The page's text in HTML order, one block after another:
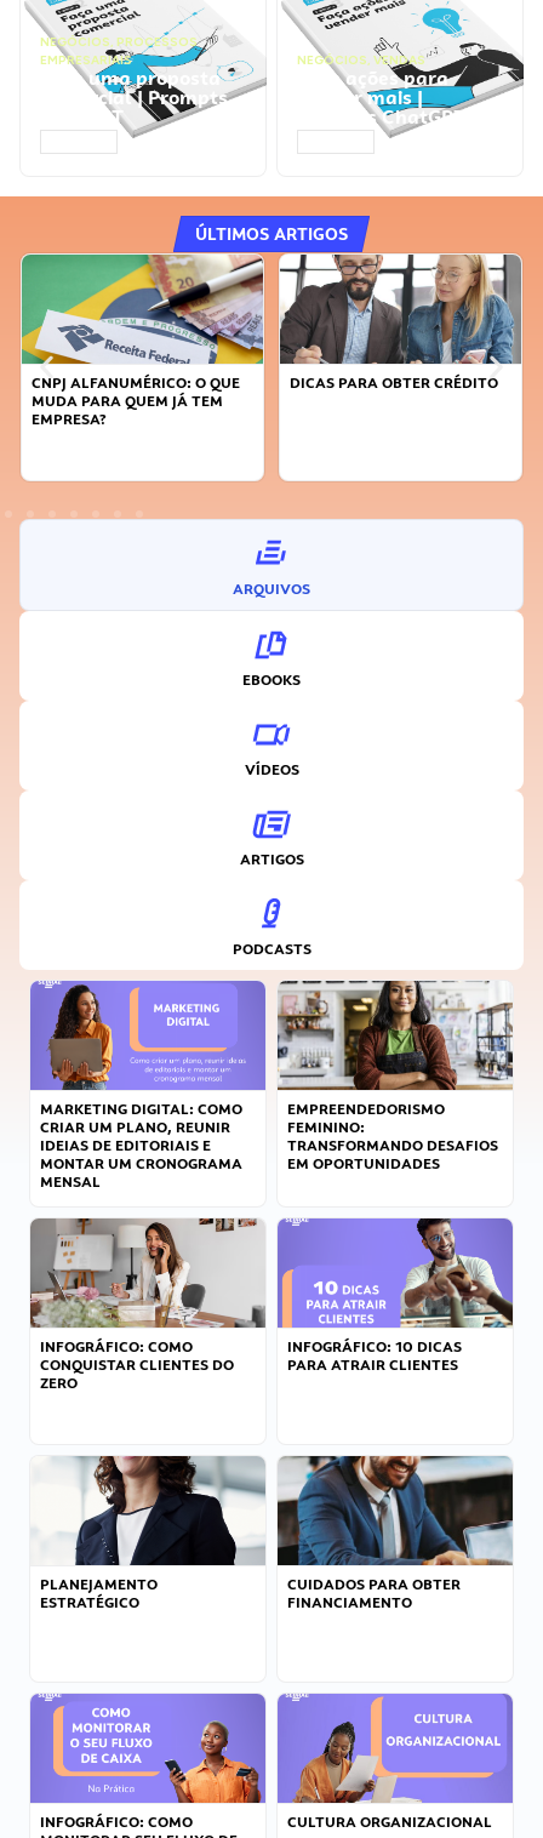
NEGÓCIOS, PROCESSOS
EMPRESARIAIS
Faça uma proposta
comercial | Prompts
ChatGPT
NEGÓCIOS, VENDAS
Faça ações para
vender mais |
Prompts ChatGPT
ÚLTIMOS ARTIGOS
CNPJ ALFANUMÉRICO: O QUE
MUDA PARA QUEM JÁ TEM
EMPRESA?
DICAS PARA OBTER CRÉDITO
ARQUIVOS
EBOOKS
VÍDEOS
ARTIGOS
PODCASTS
MARKETING DIGITAL: COMO
CRIAR UM PLANO, REUNIR
IDEIAS DE EDITORIAIS E
MONTAR UM CRONOGRAMA
MENSAL
EMPREENDEDORISMO
FEMININO:
TRANSFORMANDO DESAFIOS
EM OPORTUNIDADES
INFOGRÁFICO: COMO
CONQUISTAR CLIENTES DO
ZERO
INFOGRÁFICO: 10 DICAS
PARA ATRAIR CLIENTES
PLANEJAMENTO
ESTRATÉGICO
CUIDADOS PARA OBTER
FINANCIAMENTO
INFOGRÁFICO: COMO
CULTURA ORGANIZACIONAL